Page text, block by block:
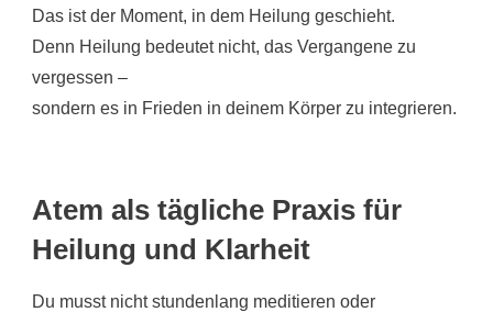
Das ist der Moment, in dem Heilung geschieht.
Denn Heilung bedeutet nicht, das Vergangene zu
vergessen –
sondern es in Frieden in deinem Körper zu integrieren.
Atem als tägliche Praxis für
Heilung und Klarheit
Du musst nicht stundenlang meditieren oder